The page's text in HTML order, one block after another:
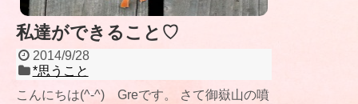
私達ができること♡
2014/9/28
*思うこと
こんにちは(^-^) Greです。 さて御嶽山の噴